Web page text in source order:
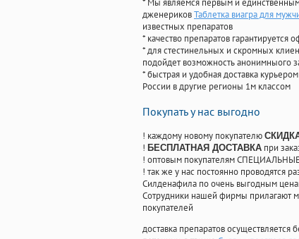
* Мы являемся первым и
дженериковТаблетка виагра для
известных препаратов
* качество препаратов
* для стестинельных и скромных
подойдет возможность анонимныого
* быстрая и удобная доставка
России в другие регионы 1м классом
Покупать у нас выгодно
! каждому новому покупателю
! БЕСПЛАТНАЯ ДОСТАВКА при
! оптовым покупателям СПЕЦИАЛЬНЫЕ
! так же у нас постоянно проводятся
Силденафила по очень выгодным
Cотрудники нашей фирмы прилагают
покупателей
доставка препаратов